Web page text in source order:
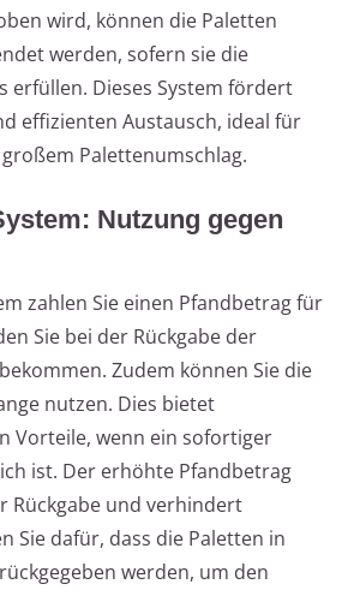
wird, können die Paletten
werden, sofern sie die
erfüllen. Dieses System fördert
effizienten Austausch, ideal für
Palettenumschlag.
Nutzung gegen
zahlen Sie einen Pfandbetrag für
Sie bei der Rückgabe der
Zudem können Sie die
nutzen. Dies bietet
Vorteile, wenn ein sofortiger
ist. Der erhöhte Pfandbetrag
Rückgabe und verhindert
Sie dafür, dass die Paletten in
werden, um den